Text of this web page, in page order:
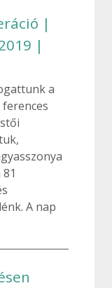
|
|
a
A nap